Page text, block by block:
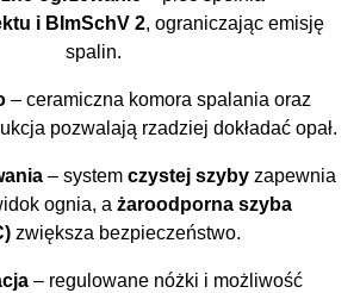
i BImSchV 2, ograniczając emisję
spalin.
– ceramiczna komora spalania oraz
pozwalają rzadziej dokładać opał.
– system czystej szybyzapewnia
ognia, a żaroodporna szyba
zwiększa bezpieczeństwo.
– regulowane nóżki i możliwość